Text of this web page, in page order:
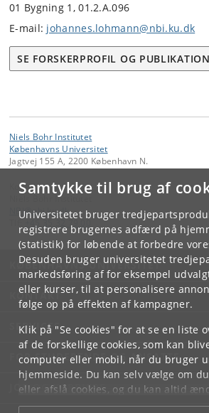
Samtykke til brug af
Universitetet bruger
registrere brugernes adfærd på
(statistik) for løbende at forbedre
Desuden bruger universitetet
markedsføring af for eksempel
eller kurser, til at personalisere
følge op på effekten af kampagner.
Klik på "Se cookies" for at se en liste
af de forskellige cookies, som kan
computer eller mobil, når du bruger
hjemmeside. Du kan selv vælge om
eller afslå cookies, og du kan altid
underCookie- og privatlivspolitiksom
01 Bygning 1, 01.2.A.096
E-mail: johannes.lohmann@nbi.ku.dk
SE FORSKERPROFIL OG
Niels Bohr Institutet
Københavns Universitet
Jagtvej 155 A, 2200 København N.
Kontakt:
Niels Bohr Institutet
NBI@ nbi ku.dk
KØBENHAVNS UNIVERSITET
KONTAKT
SERVICES
FOR STUDERENDE OG ANSATTE
JOB OG KARRIERE